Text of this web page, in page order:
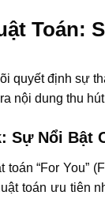
Toán:
quyết định sự
nội dung thu
Sự Nổi Bật
toán “For You”
toán ưu tiên